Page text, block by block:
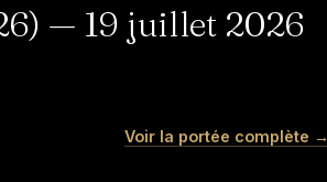
— 19 juillet 2026
Mâle · noir tricoloreVoir la portée complète →